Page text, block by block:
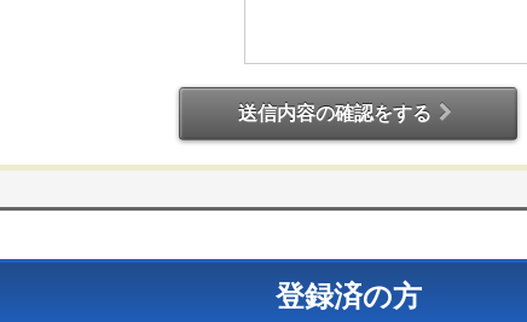
送信内容の確認をする
登録済の方